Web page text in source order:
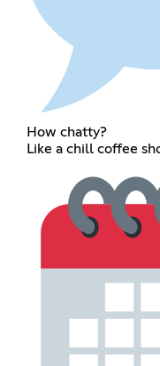
How chatty?
Like a chill coffee